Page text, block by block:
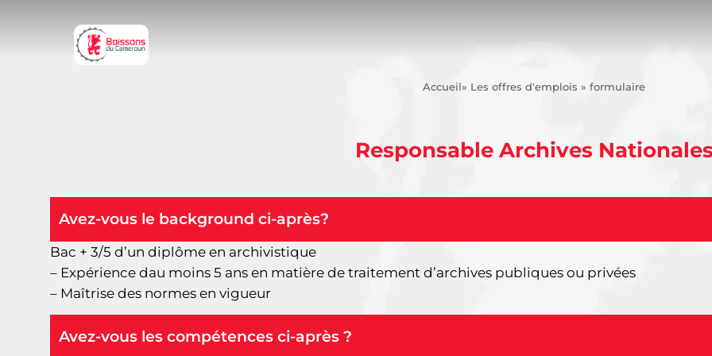
Accueil» Les offres d'emplois » formulaire
Responsable Archives
Avez-vous le background ci-après?
Bac + 3/5 d’un diplôme en archivistique
– Expérience dau moins 5 ans en matière de traitement d’archives publiques ou privées
– Maîtrise des normes en vigueur
Avez-vous les compétences ci-après ?